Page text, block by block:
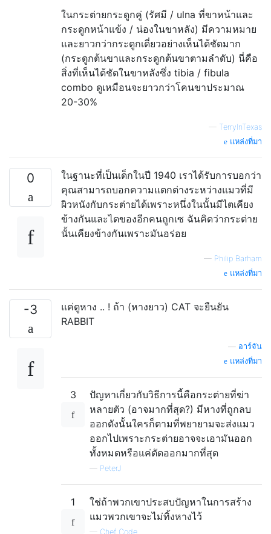
ในกระต่ายกระดูกคู่ (รัศมี / ulna ที่ขาหน้าและ
กระดูกหน้าแข้ง / น่องในขาหลัง) มีความหมาย
และยาวกว่ากระดูกเดี่ยวอย่างเห็นได้ชัดมาก
(กระดูกต้นขาและกระดูกต้นขาตามลำดับ) นี่คือ
สิ่งที่เห็นได้ชัดในขาหลังซึ่ง tibia / fibula
combo ดูเหมือนจะยาวกว่าโคนขาประมาณ
20-30%
— TerryInTexas
แหล่งที่มา
0
ในฐานะที่เป็นเด็กในปี 1940 เราได้รับการบอกว่า
คุณสามารถบอกความแตกต่างระหว่างแมวที่มี
ผิวหนังกับกระต่ายได้เพราะหนึ่งในนั้นมีไตเคียง
ข้างกันและไตของอีกคนถูกเซ ฉันคิดว่ากระต่าย
นั้นเคียงข้างกันเพราะมันอร่อย
— Philip Barham
แหล่งที่มา
-3
แค่ดูหาง .. ! ถ้า (หางยาว) CAT จะยืนยัน
RABBIT
อาร์จัน
แหล่งที่มา
3
ปัญหาเกี่ยวกับวิธีการนี้คือกระต่ายที่ฆ่า
หลายตัว (อาจมากที่สุด?) มีหางที่ถูกลบ
ออกดังนั้นใครก็ตามที่พยายามจะส่งแมว
ออกไปเพราะกระต่ายอาจจะเอามันออก
ทั้งหมดหรือแค่ตัดออกมากที่สุด
— PeterJ
1
ใช่ถ้าพวกเขาประสบปัญหาในการสร้าง
แมวพวกเขาจะไม่ทิ้งหางไว้
— Chef_Code